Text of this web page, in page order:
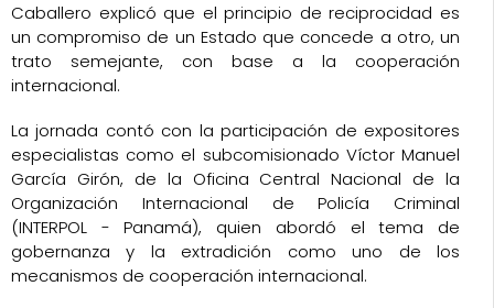
Caballero explicó que el principio de reciprocidad es
un compromiso de un Estado que concede a otro, un
trato semejante, con base a la cooperación
internacional.
La jornada contó con la participación de expositores
especialistas como el subcomisionado Víctor Manuel
García Girón, de la Oficina Central Nacional de la
Organización Internacional de Policía Criminal
(INTERPOL - Panamá), quien abordó el tema de
gobernanza y la extradición como uno de los
mecanismos de cooperación internacional.